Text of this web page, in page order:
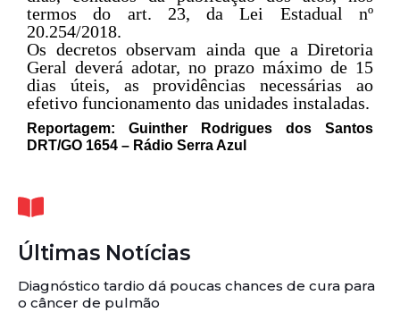
termos do art. 23, da Lei Estadual nº
20.254/2018.
Os decretos observam ainda que a Diretoria
Geral deverá adotar, no prazo máximo de 15
dias úteis, as providências necessárias ao
efetivo funcionamento das unidades instaladas.
Reportagem: Guinther Rodrigues dos Santos
DRT/GO 1654 – Rádio Serra Azul
Últimas Notícias
Diagnóstico tardio dá poucas chances de cura para
o câncer de pulmão